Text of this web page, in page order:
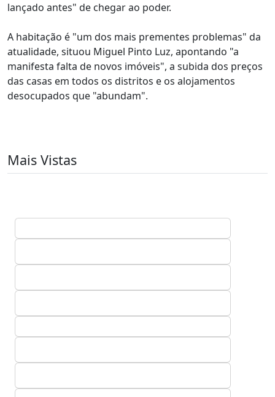
lançado antes" de chegar ao poder.
A habitação é "um dos mais prementes problemas" da
atualidade, situou Miguel Pinto Luz, apontando "a
manifesta falta de novos imóveis", a subida dos preços
das casas em todos os distritos e os alojamentos
desocupados que "abundam".
Mais Vistas